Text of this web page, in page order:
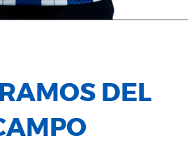
DEL